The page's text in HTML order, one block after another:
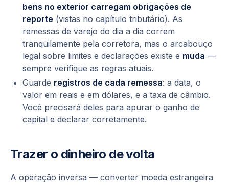
bens no exterior carregam obrigações de
reporte (vistas no capítulo tributário). As
remessas de varejo do dia a dia correm
tranquilamente pela corretora, mas o arcabouço
legal sobre limites e declarações existe e muda —
sempre verifique as regras atuais.
Guarde registros de cada remessa: a data, o
valor em reais e em dólares, e a taxa de câmbio.
Você precisará deles para apurar o ganho de
capital e declarar corretamente.
Trazer o dinheiro de volta
A operação inversa — converter moeda estrangeira